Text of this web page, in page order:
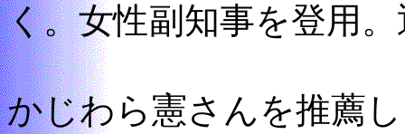
く。女性副知事を登用
かじわら憲さんを推薦